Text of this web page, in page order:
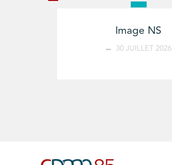
Image NS
30 JUILLET 2026